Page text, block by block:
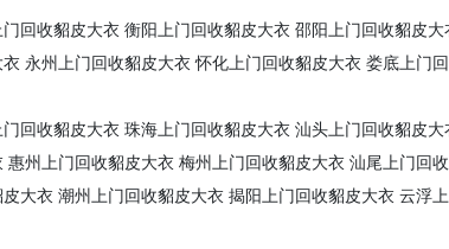
回收貂皮大衣 衡阳上门回收貂皮大衣 邵阳上门回收貂皮大
衣 永州上门回收貂皮大衣 怀化上门回收貂皮大衣 娄底上门
回收貂皮大衣 珠海上门回收貂皮大衣 汕头上门回收貂皮大
惠州上门回收貂皮大衣 梅州上门回收貂皮大衣 汕尾上门回
大衣 潮州上门回收貂皮大衣 揭阳上门回收貂皮大衣 云浮